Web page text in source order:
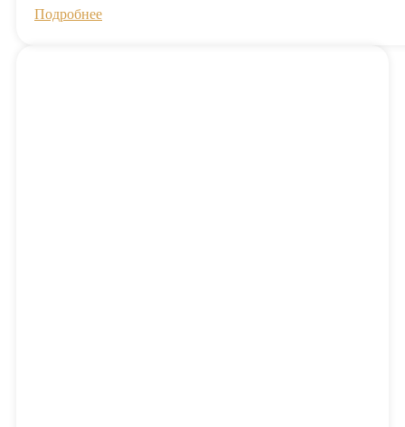
Подробнее